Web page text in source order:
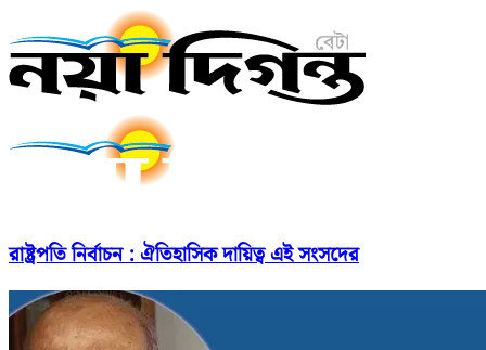
রাষ্ট্রপতি নির্বাচন : ঐতিহাসিক দায়িত্ব এই সংসদের